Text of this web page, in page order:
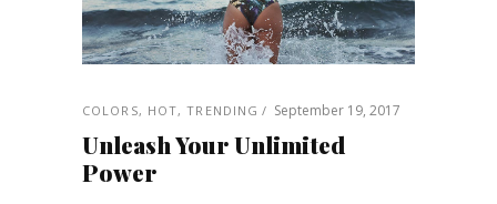
COLORS, HOT,TRENDING September 19, 2017
Unleash Your Unlimited
Power